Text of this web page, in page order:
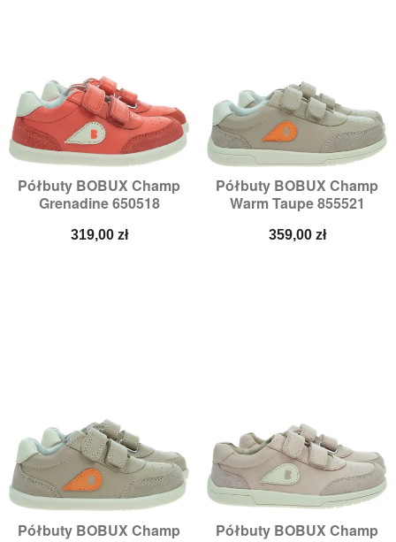
Półbuty BOBUX Champ
Grenadine 650518
Cena
319,00 zł
Półbuty BOBUX Champ
Warm Taupe 855521
Cena
359,00 zł
Półbuty BOBUX Champ
Półbuty BOBUX Champ